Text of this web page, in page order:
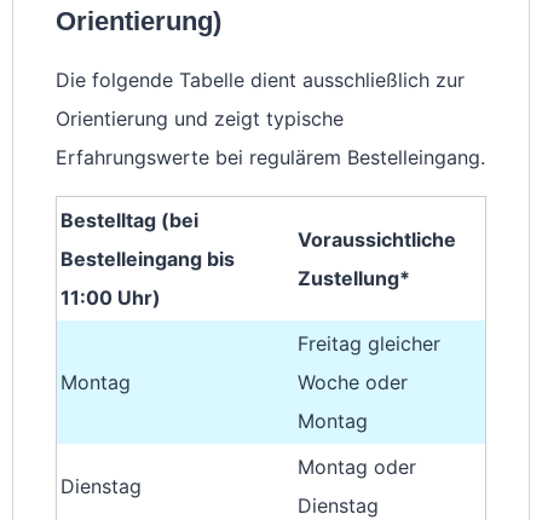
Orientierung)
Die folgende Tabelle dient ausschließlich zur
Orientierung und zeigt typische
Erfahrungswerte bei regulärem Bestelleingang.
Bestelltag (bei
Bestelleingang bis
11:00 Uhr)
Voraussichtliche
Zustellung*
Montag
Freitag gleicher
Woche oder
Montag
Dienstag
Montag oder
Dienstag